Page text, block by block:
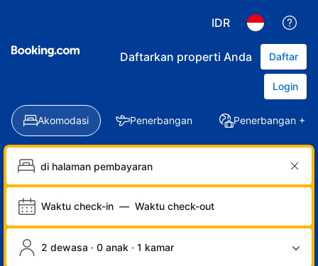
IDR
Daftarkan properti Anda Daftar
Login
Akomodasi Penerbangan Penerbangan +
Waktu check-in — Waktu check-out
2 dewasa · 0 anak · 1 kamar